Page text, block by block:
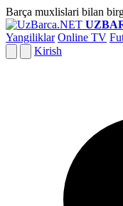
Barça muxlislari bilan
Yangiliklar Online TV
Kirish